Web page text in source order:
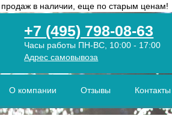
в наличии, еще по старым ценам!
+7 (495) 798-08-63
Часы работы ПН-ВС, 10:00 - 17:00
Адрес самовывоза
О компании Отзывы Контакты